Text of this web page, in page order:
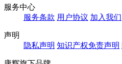
服务中心
服务条款 用户协议 加入我们
声明
隐私声明 知识产权免责声明